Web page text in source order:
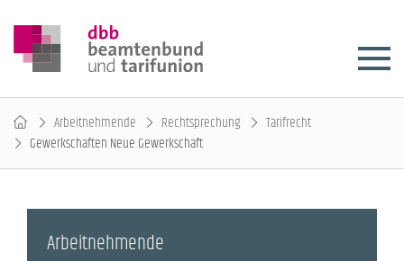
Arbeitnehmende Rechtsprechung
Tarifrecht
Gewerkschaften Neue Gewerkschaft
Arbeitnehmende